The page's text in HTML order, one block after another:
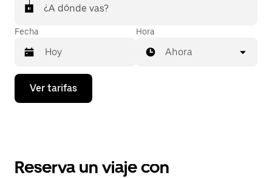
¿A dónde vas?
Fecha
Presiona
flecha
el
Hora
Ahora
Ver tarifas
Reserva un viaje con